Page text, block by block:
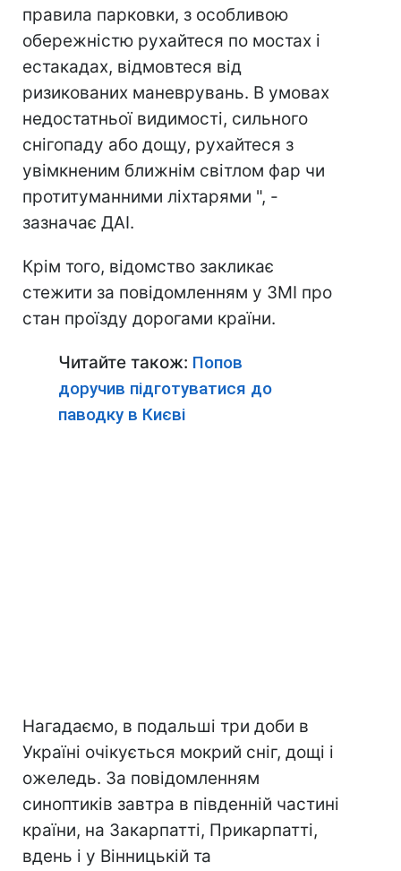
правила парковки, з особливою
обережністю рухайтеся по мостах і
естакадах, відмовтеся від
ризикованих маневрувань. В умовах
недостатньої видимості, сильного
снігопаду або дощу, рухайтеся з
увімкненим ближнім світлом фар чи
протитуманними ліхтарями ", -
зазначає ДАІ.
Крім того, відомство закликає
стежити за повідомленням у ЗМІ про
стан проїзду дорогами країни.
Читайте також: Попов
доручив підготуватися до
паводку в Києві
Нагадаємо, в подальші три доби в
Україні очікується мокрий сніг, дощі і
ожеледь. За повідомленням
синоптиків завтра в південній частині
країни, на Закарпатті, Прикарпатті,
вдень і у Вінницькій та